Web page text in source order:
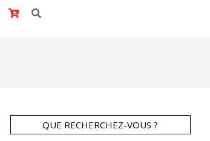
Search
QUE RECHERCHEZ-VOUS ?